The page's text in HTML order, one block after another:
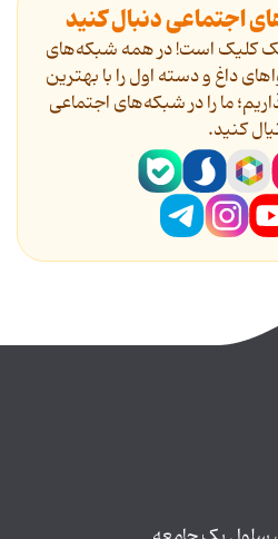
اجتماعی دنبال کنید
یک کلیک است! در همه شبکه‌های
داغ و دسته اول را با بهترین
ما را در شبکه‌های اجتماعی
کنید.